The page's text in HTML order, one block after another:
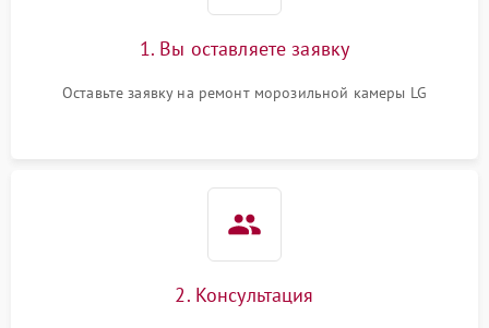
1. Вы оставляете заявку
Оставьте заявку на ремонт морозильной камеры LG
2. Консультация